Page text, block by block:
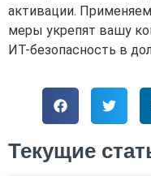
активации.
меры укрепят вашу
ИТ-безопасность в
Текущие